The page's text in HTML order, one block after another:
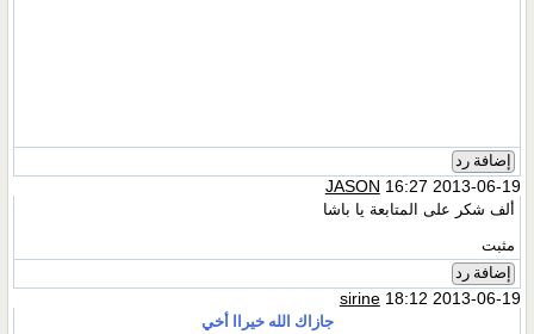
إضافة رد
JASON 16:27 2013-06-19
ألف شكر على المتابعة يا باشا
مثبت
إضافة رد
sirine18:12 2013-06-19
جازاك الله خيراا أخي